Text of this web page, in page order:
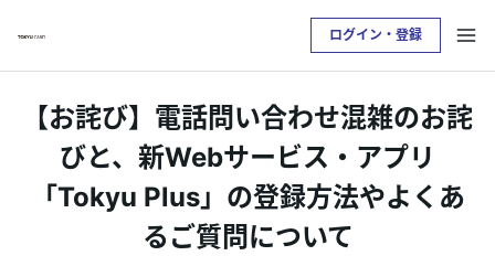
ログイン・登録
お支払い明細を確認したい方は
クレジットサービスへログインが必要です
ログイン・登録
【お詫び】電話問い合わせ混雑のお詫
びと、新Webサービス・アプリ
「Tokyu Plus」の登録方法やよくあ
るご質問について